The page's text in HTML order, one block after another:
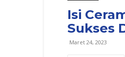
Isi
Sukses
Maret 24, 2023